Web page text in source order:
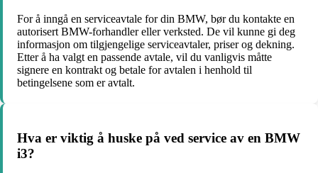
For å inngå en serviceavtale for din BMW, bør du kontakte en
autorisert BMW-forhandler eller verksted. De vil kunne gi deg
informasjon om tilgjengelige serviceavtaler, priser og dekning.
Etter å ha valgt en passende avtale, vil du vanligvis måtte
signere en kontrakt og betale for avtalen i henhold til
betingelsene som er avtalt.
Hva er viktig å huske på ved service av en BMW
i3?